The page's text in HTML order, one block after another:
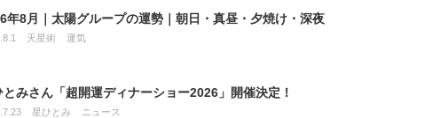
年8月｜太陽グループの運勢｜朝日・真昼・夕焼け・深夜
天星術 運気
とみさん「超開運ディナーショー2026」開催決定！
星ひとみ ニュース